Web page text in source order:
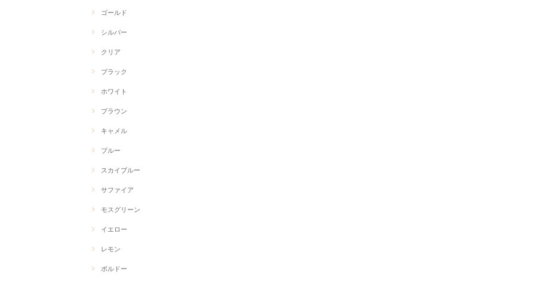
ゴールド
シルバー
クリア
ブラック
ホワイト
ブラウン
キャメル
ブルー
スカイブルー
サファイア
モスグリーン
イエロー
レモン
ボルドー